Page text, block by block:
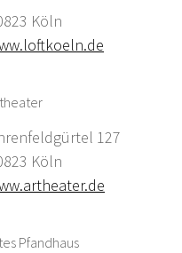
Köln
127
Köln
Pfandhaus